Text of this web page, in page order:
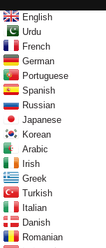
English
Urdu
French
German
Portuguese
Spanish
Russian
Japanese
Korean
Arabic
Irish
Greek
Turkish
Italian
Danish
Romanian